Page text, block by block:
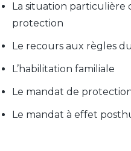
La situation particulière
protection
Le recours aux règles
L’habilitation familiale
Le mandat de
Le mandat à effet